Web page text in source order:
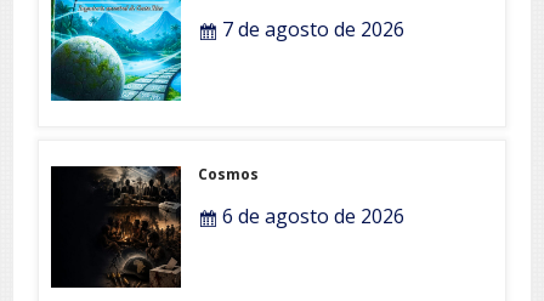
7 de agosto de 2026
Cosmos
6 de agosto de 2026